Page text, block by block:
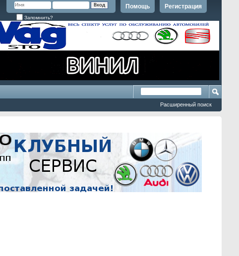
Регистрация
Помощь
Запомнить?
Расширенный поиск